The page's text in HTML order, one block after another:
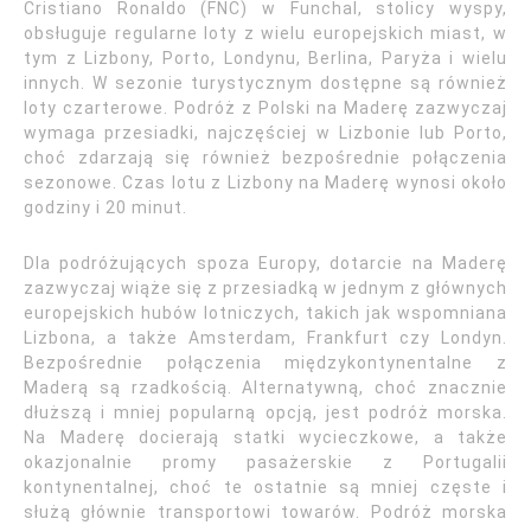
Cristiano Ronaldo (FNC) w Funchal, stolicy wyspy,
obsługuje regularne loty z wielu europejskich miast, w
tym z Lizbony, Porto, Londynu, Berlina, Paryża i wielu
innych. W sezonie turystycznym dostępne są również
loty czarterowe. Podróż z Polski na Maderę zazwyczaj
wymaga przesiadki, najczęściej w Lizbonie lub Porto,
choć zdarzają się również bezpośrednie połączenia
sezonowe. Czas lotu z Lizbony na Maderę wynosi około
godziny i 20 minut.
Dla podróżujących spoza Europy, dotarcie na Maderę
zazwyczaj wiąże się z przesiadką w jednym z głównych
europejskich hubów lotniczych, takich jak wspomniana
Lizbona, a także Amsterdam, Frankfurt czy Londyn.
Bezpośrednie połączenia międzykontynentalne z
Maderą są rzadkością. Alternatywną, choć znacznie
dłuższą i mniej popularną opcją, jest podróż morska.
Na Maderę docierają statki wycieczkowe, a także
okazjonalnie promy pasażerskie z Portugalii
kontynentalnej, choć te ostatnie są mniej częste i
służą głównie transportowi towarów. Podróż morska